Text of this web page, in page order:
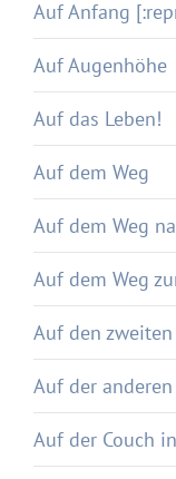
Auf Anfang
Auf Augenhöhe
Auf das Leben!
Auf dem Weg
Auf dem Weg
Auf dem Weg
Auf den
Auf der
Auf der Couch